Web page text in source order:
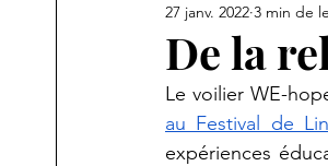
Projets européens
De la
27 janv. 2022 3 min de
au Festival de
expériences